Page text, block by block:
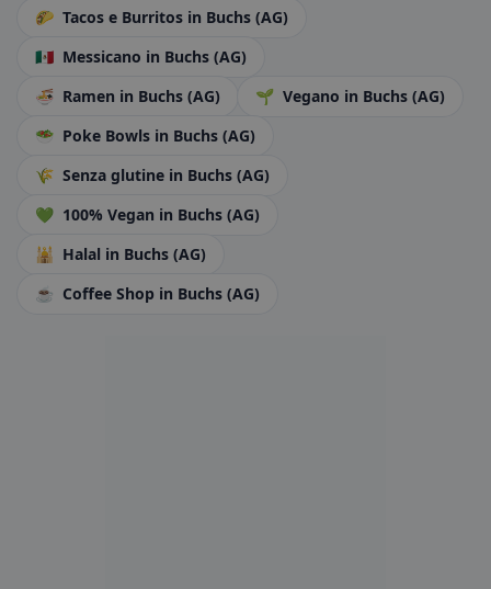
🌮 Tacos e Burritos in Buchs (AG)
🇲🇽 Messicano in Buchs (AG)
🍜 Ramen in Buchs (AG) 🌱 Vegano in Buchs (AG)
🥗 Poke Bowls in Buchs (AG)
🌾 Senza glutine in Buchs (AG)
💚 100% Vegan in Buchs (AG)
🕌 Halal in Buchs (AG)
☕ Coffee Shop in Buchs (AG)